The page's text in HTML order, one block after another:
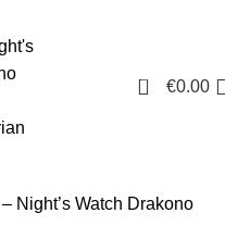
0 €0.00
Night’s Watch Drakono